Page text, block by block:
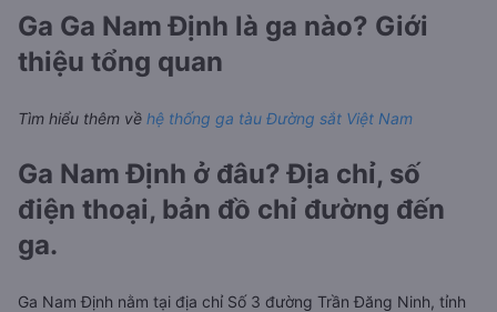
Ga Ga Nam Định là ga nào? Giới
thiệu tổng quan
Tìm hiểu thêm về hệ thống ga tàu Đường sắt Việt Nam
Ga Nam Định ở đâu? Địa chỉ, số
điện thoại, bản đồ chỉ đường đến
ga.
Ga Nam Định nằm tại địa chỉ Số 3 đường Trần Đăng Ninh, tỉnh